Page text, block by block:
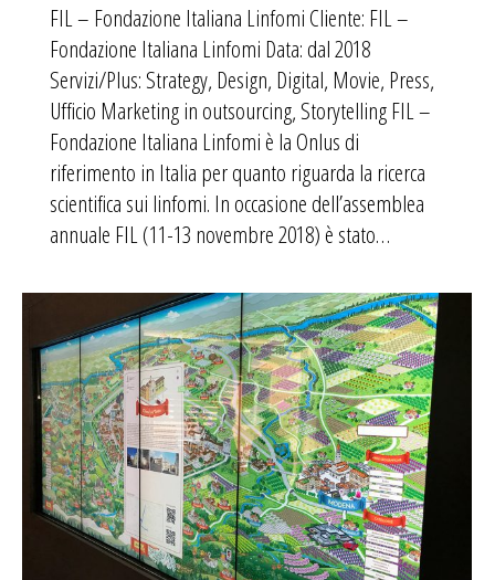
FIL – Fondazione Italiana Linfomi Cliente: FIL –
Fondazione Italiana Linfomi Data: dal 2018
Servizi/Plus: Strategy, Design, Digital, Movie, Press,
Ufficio Marketing in outsourcing, Storytelling FIL –
Fondazione Italiana Linfomi è la Onlus di
riferimento in Italia per quanto riguarda la ricerca
scientifica sui linfomi. In occasione dell’assemblea
annuale FIL (11-13 novembre 2018) è stato…